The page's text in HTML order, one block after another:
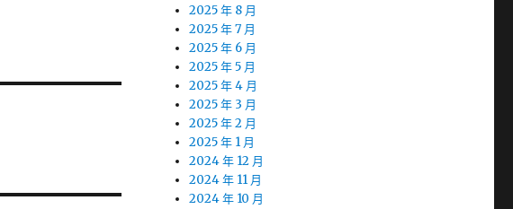
2025 年 8 月
2025 年 7 月
2025 年 6 月
2025 年 5 月
2025 年 4 月
2025 年 3 月
2025 年 2 月
2025 年 1 月
2024 年 12 月
2024 年 11 月
2024 年 10 月